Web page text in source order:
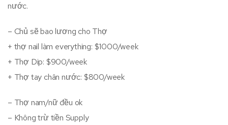
nước.
– Chủ sẽ bao lương cho Thợ
+ thợ nail làm everything: $1000/week
+ Thợ Dip: $900/week
+ Thợ tay chân nước: $800/week
– Thợ nam/nữ đều ok
– Không trừ tiền Supply